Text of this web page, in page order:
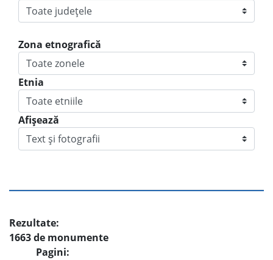
Zona etnografică
Etnia
Afișează
Rezultate:
1663 de monumente
Pagini: